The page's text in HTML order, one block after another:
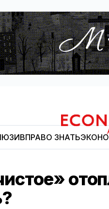
Economist.kg
ПРАВО ЗНАТЬ